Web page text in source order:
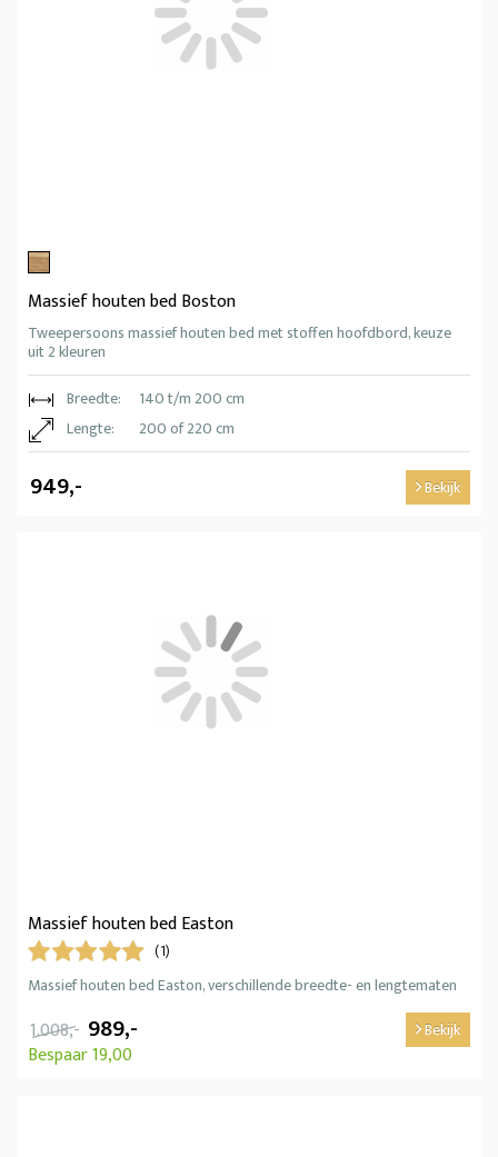
Massief houten bed Boston
Tweepersoons massief houten bed met stoffen hoofdbord, keuze
uit 2 kleuren
Breedte:
140 t/m 200 cm
Lengte:
200 of 220 cm
949,- Bekijk
Massief houten bed Easton
(1)
Massief houten bed Easton, verschillende breedte- en lengtematen
1.008,- 989,-
Bespaar 19,00
Bekijk